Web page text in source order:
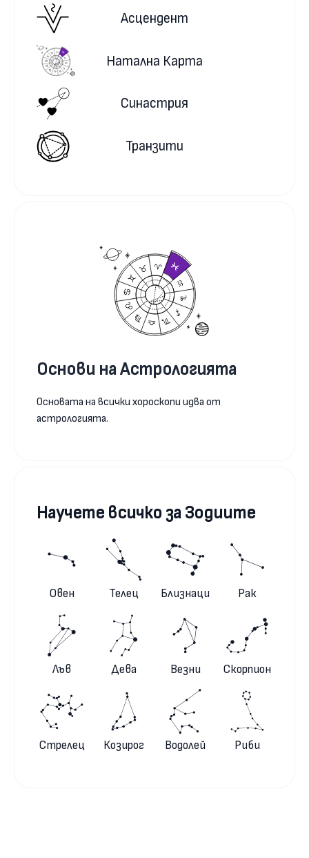
Асцендент
Натална Карта
Синастрия
Транзити
Основи на Астрологията
Основата на всички хороскопи идва от
астрологията.
Научете всичко за Зодиите
Овен Телец Близнаци Рак
Лъв Дева Везни Скорпион
Стрелец Козирог Водолей Риби